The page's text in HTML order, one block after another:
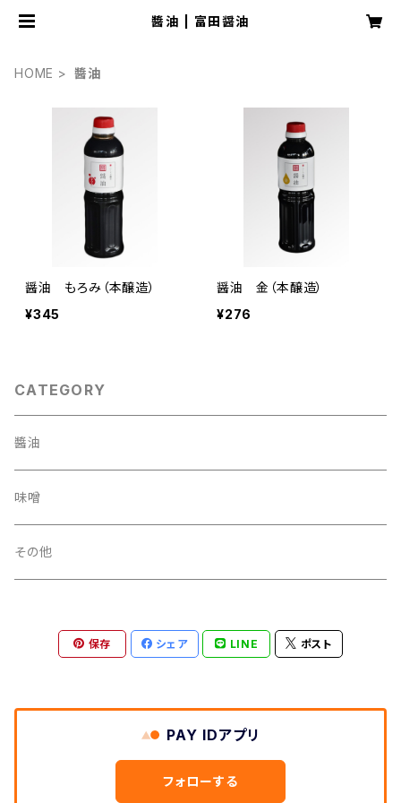
醬油 | 富田醤油
HOME 醬油
醤油 もろみ（本醸造）
¥345
醤油 金（本醸造）
¥276
CATEGORY
醬油
味噌
その他
保存 シェア LINE ポスト
PAY IDアプリ
フォローする